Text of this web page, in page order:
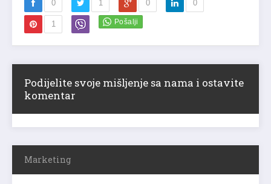
0 1 0 0
1
Podijelite svoje mišljenje sa nama i ostavite
komentar
Marketing